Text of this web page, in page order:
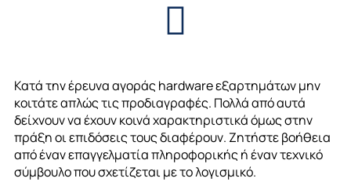
Κατά την έρευνα αγοράςhardwareεξαρτημάτων μην
κοιτάτε απλώς τις προδιαγραφές. Πολλά από αυτά
δείχνουν να έχουν κοινά χαρακτηριστικά όμως στην
πράξη οι επιδόσεις τους διαφέρουν. Ζητήστε βοήθεια
από έναν επαγγελματία πληροφορικής ή έναν τεχνικό
σύμβουλο που σχετίζεται με το λογισμικό.